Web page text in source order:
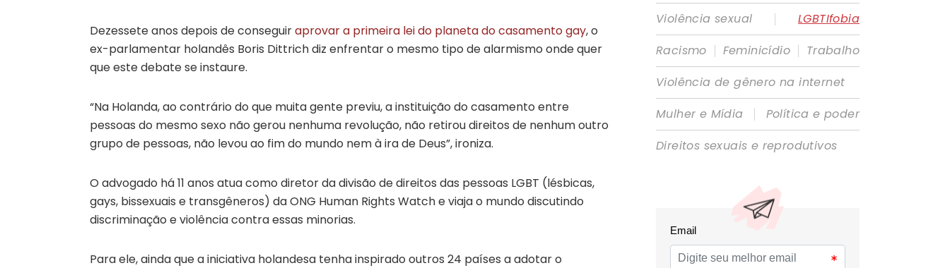
Dezessete anos depois de conseguiraprovar a primeira lei do planeta do casamento gay, o
ex-parlamentar holandês Boris Dittrich diz enfrentar o mesmo tipo de alarmismo onde quer
que este debate se instaure.
“Na Holanda, ao contrário do que muita gente previu, a instituição do casamento entre
pessoas do mesmo sexo não gerou nenhuma revolução, não retirou direitos de nenhum outro
grupo de pessoas, não levou ao fim do mundo nem à ira de Deus”, ironiza.
O advogado há 11 anos atua como diretor da divisão de direitos das pessoas LGBT (lésbicas,
gays, bissexuais e transgêneros) da ONG Human Rights Watch e viaja o mundo discutindo
discriminação e violência contra essas minorias.
Para ele, ainda que a iniciativa holandesa tenha inspirado outros 24 países a adotar o
Violência sexual
|
LGBTIfobia
Racismo | Feminicídio | Trabalho
Violência de gênero na internet
Mulher e Mídia
|
Política e poder
Direitos sexuais e reprodutivos